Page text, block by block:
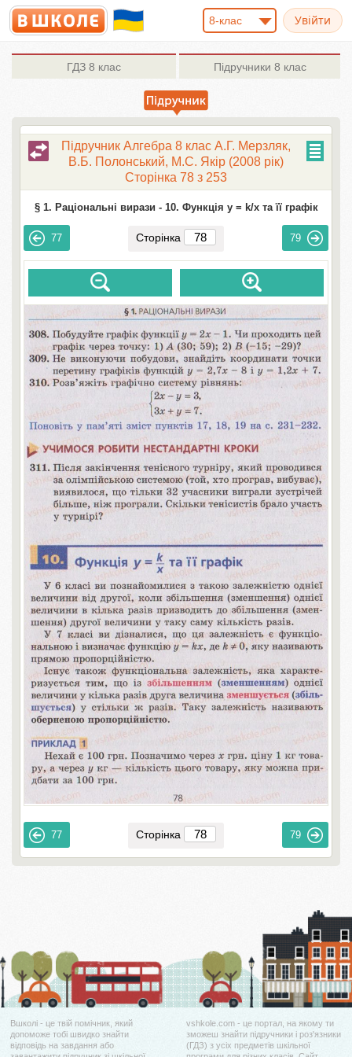
8-клас
ГДЗ 8 клас Підручники 8 клас
Підручник Алгебра 8 клас А.Г. Мерзляк,
В.Б. Полонський, M.С. Якір (2008 рік)
Сторінка 78 з 253
§ 1. Раціональні вирази - 10. Функція у = k/x та її графік
77 Сторінка 79
77 Сторінка 79
Вшколі - це твій помічник, який
допоможе тобі швидко знайти
відповідь на завдання або
vshkole.com - це портал, на якому ти
зможеш знайти підручники і роз'язники
(ГДЗ) з усіх предметів шкільної